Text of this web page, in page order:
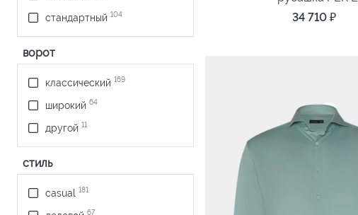
хаки
черный
ярко-розовый
ярко-синий
стандартный 104
ворот
классический 169
широкий 64
другой 11
стиль
casual 181
67
34 710₽